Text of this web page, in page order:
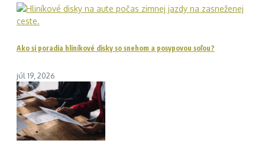
Ako si poradia hliníkové disky so snehom a posypovou soľou?
júl 19, 2026